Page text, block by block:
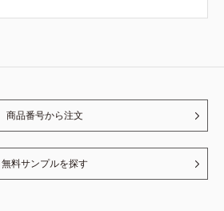
商品番号から注文
無料サンプルを探す